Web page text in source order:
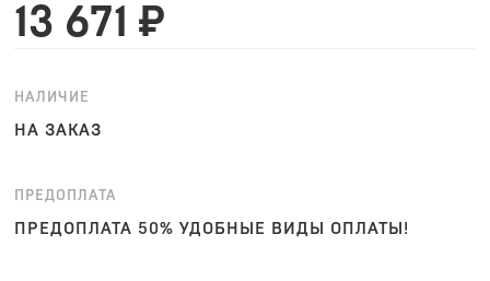
13 671 ₽
НАЛИЧИЕ
НА ЗАКАЗ
ПРЕДОПЛАТА
ПРЕДОПЛАТА 50% УДОБНЫЕ ВИДЫ ОПЛАТЫ!